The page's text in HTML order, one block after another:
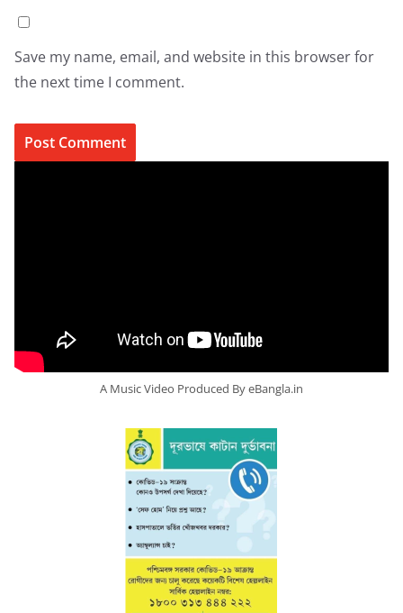
Save my name, email, and website in this browser for
the next time I comment.
A Music Video Produced By eBangla.in